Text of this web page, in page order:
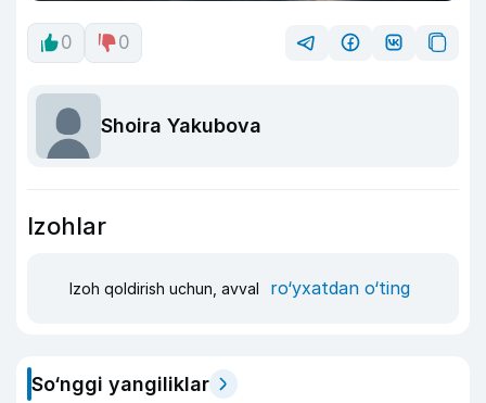
0 0
Shoira Yakubova
Izohlar
Izoh qoldirish uchun, avval ro‘yxatdan o‘ting
So‘nggi yangiliklar